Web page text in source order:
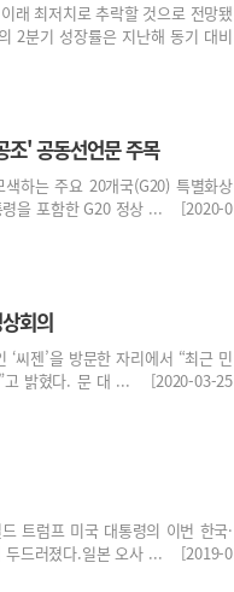
래 최저치로 추락할 것으로 전망됐
2분기 성장률은 지난해 동기 대비
' 공동선언문 주목
하는 주요 20개국(G20) 특별화상
령을 포함한 G20 정상 ... [2020-0
회의
씨젠’을 방문한 자리에서 “최근 민
”고 밝혔다. 문 대 ... [2020-03-25
트럼프 미국 대통령의 이번 한국·
두드러졌다.일본 오사 ... [2019-0